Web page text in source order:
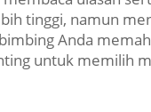
tinggi, namun
Anda
untuk memilih